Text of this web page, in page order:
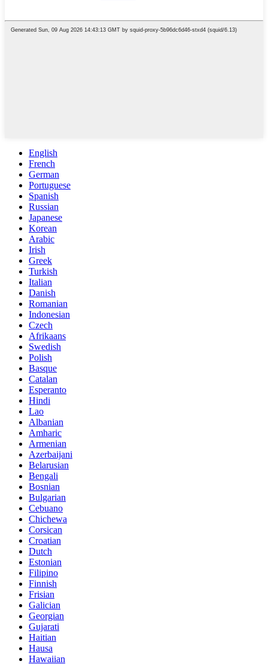
English
French
German
Portuguese
Spanish
Russian
Japanese
Korean
Arabic
Irish
Greek
Turkish
Italian
Danish
Romanian
Indonesian
Czech
Afrikaans
Swedish
Polish
Basque
Catalan
Esperanto
Hindi
Lao
Albanian
Amharic
Armenian
Azerbaijani
Belarusian
Bengali
Bosnian
Bulgarian
Cebuano
Chichewa
Corsican
Croatian
Dutch
Estonian
Filipino
Finnish
Frisian
Galician
Georgian
Gujarati
Haitian
Hausa
Hawaiian